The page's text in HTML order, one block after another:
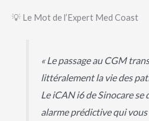
💡 Le Mot de l’Expert Med Coast
« Le passage au CGM
littéralement la vie des
Le iCAN i6 de Sinocare se
alarme prédictive qui vous